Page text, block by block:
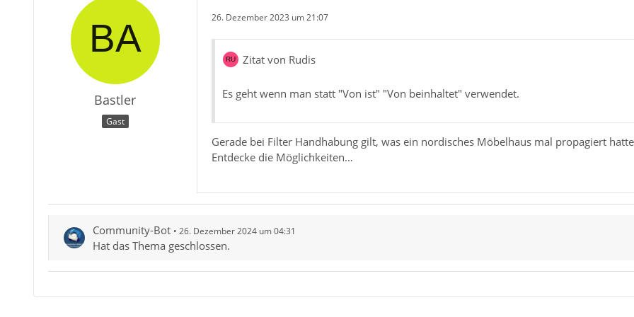
Bastler
Gast
26. Dezember 2023 um 21:07
Zitat von Rudis
Es geht wenn man statt "Von ist" "Von beinhaltet" verwendet.
Gerade bei Filter Handhabung gilt, was ein nordisches Möbelhaus mal propagiert
Entdecke die Möglichkeiten…
Community-Bot 26. Dezember 2024 um 04:31
Hat das Thema geschlossen.